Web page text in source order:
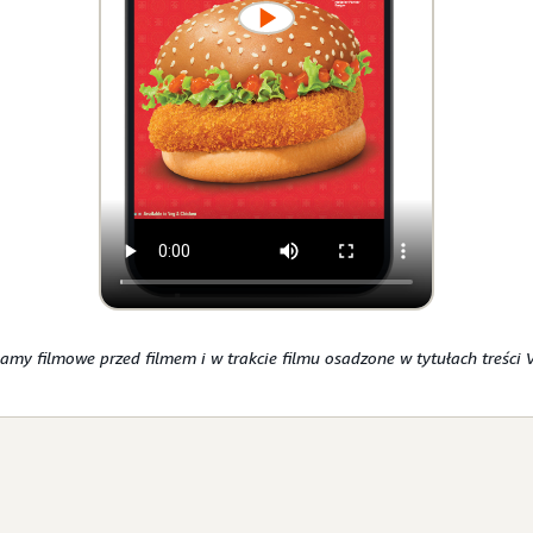
filmowe przed filmem i w trakcie filmu osadzone w tytułach treści